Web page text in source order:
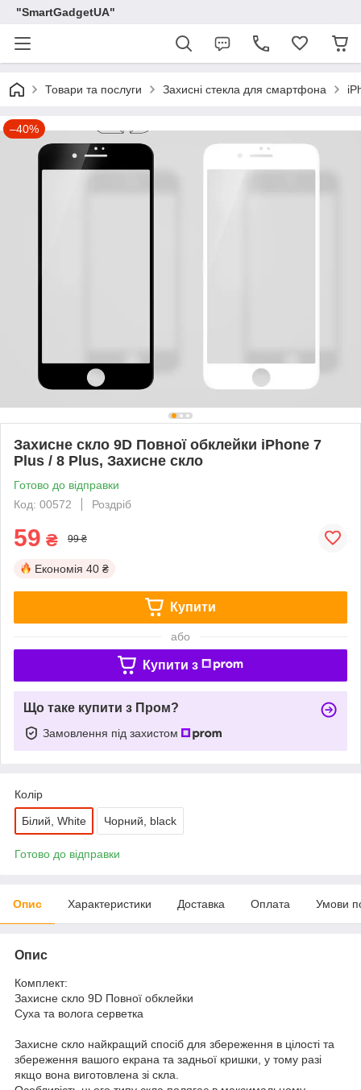
"SmartGadgetUA"
Товари та послуги Захисні стекла для смартфона
–40%
Захисне скло 9D Повної обклейки iPhone 7
Plus / 8 Plus, Захисне скло
Готово до відправки
Код: 00572
Роздріб
59 ₴ 99 ₴
Економія 40 ₴
Купити
або
Купити з
Що таке купити з Пром?
Замовлення під захистом
Колір
Білий, White Чорний, black
Готово до відправки
Опис Характеристики Доставка Оплата Умови
Опис
Комплект:
Захисне скло 9D Повної обклейки
Суха та волога серветка
Захисне скло найкращий спосіб для збереження в цілості та
збереження вашого екрана та задньої кришки, у тому разі
якщо вона виготовлена зі скла.